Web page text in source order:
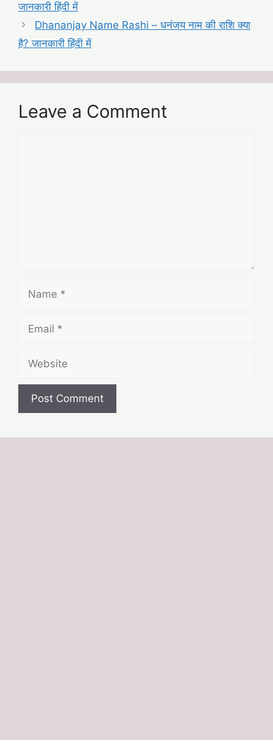
जानकारी हिंदी में
Dhananjay Name Rashi – धनंजय नाम की राशि क्या
है? जानकारी हिंदी में
Leave a Comment
Name
Email
Website